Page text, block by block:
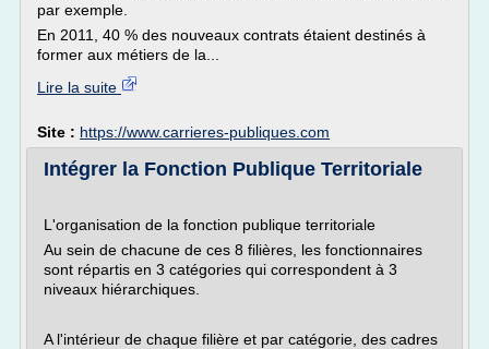
par exemple.
En 2011, 40 % des nouveaux contrats étaient destinés à
former aux métiers de la...
Lire la suite
Site : https://www.carrieres-publiques.com
Intégrer la Fonction Publique Territoriale
L'organisation de la fonction publique territoriale
Au sein de chacune de ces 8 filières, les fonctionnaires
sont répartis en 3 catégories qui correspondent à 3
niveaux hiérarchiques.
A l'intérieur de chaque filière et par catégorie, des cadres